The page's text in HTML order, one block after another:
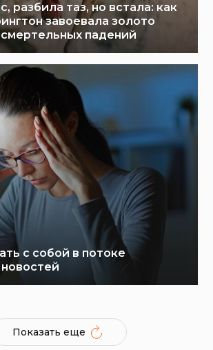
разбила таз, но встала: как
завоевала золото
падений
с собой в потоке
Показать еще